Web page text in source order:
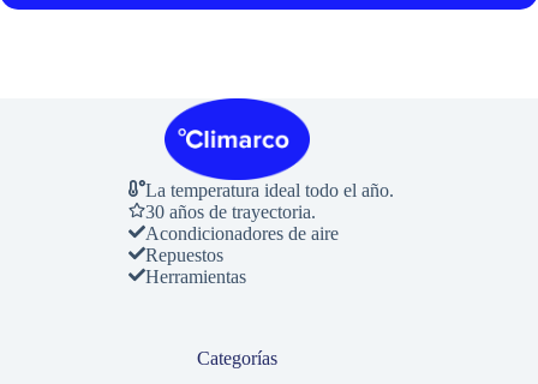
La temperatura ideal todo el año.
30 años de trayectoria.
Acondicionadores de aire
Repuestos
Herramientas
Categorías